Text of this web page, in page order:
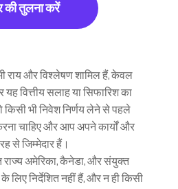
तुलना करें
राय और विश्लेषण शामिल हैं, केवल
यह वित्तीय सलाह या सिफारिश का
भी निवेश निर्णय लेने से पहले
चाहिए और आप अपने कार्यों और
से जिम्मेदार हैं।
अमेरिका, कैनेडा, और संयुक्त
लिए निर्देशित नहीं हैं, और न ही किसी